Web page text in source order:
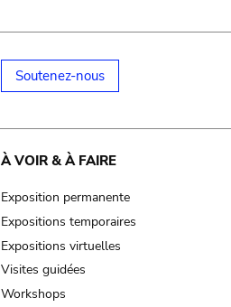
Soutenez-nous
À VOIR & À FAIRE
Exposition permanente
Expositions temporaires
Expositions virtuelles
Visites guidées
Workshops